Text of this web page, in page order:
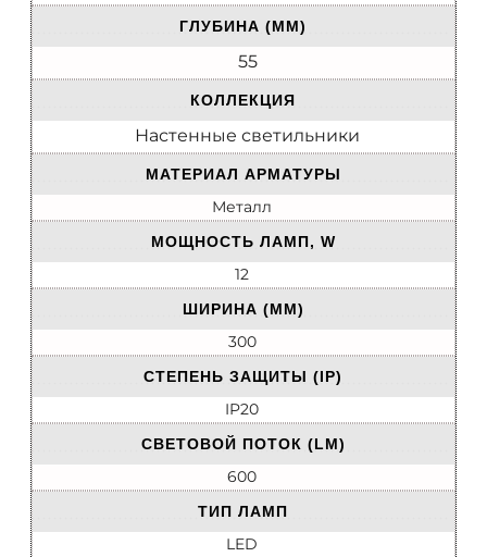
ГЛУБИНА (ММ)
55
КОЛЛЕКЦИЯ
Настенные светильники
МАТЕРИАЛ АРМАТУРЫ
Металл
МОЩНОСТЬ ЛАМП, W
12
ШИРИНА (ММ)
300
СТЕПЕНЬ ЗАЩИТЫ (IP)
IP20
СВЕТОВОЙ ПОТОК (LM)
600
ТИП ЛАМП
LED